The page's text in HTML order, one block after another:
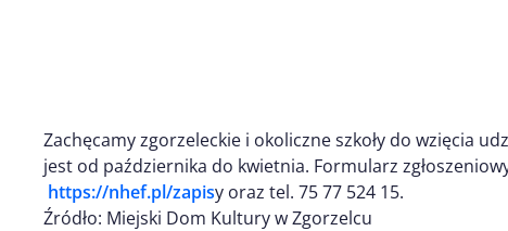
Zachęcamy zgorzeleckie i okoliczne szkoły do wzięcia
jest od października do kwietnia. Formularz
https://nhef.pl/zapisy oraz tel. 75 77 524 15.
Źródło: Miejski Dom Kultury w Zgorzelcu